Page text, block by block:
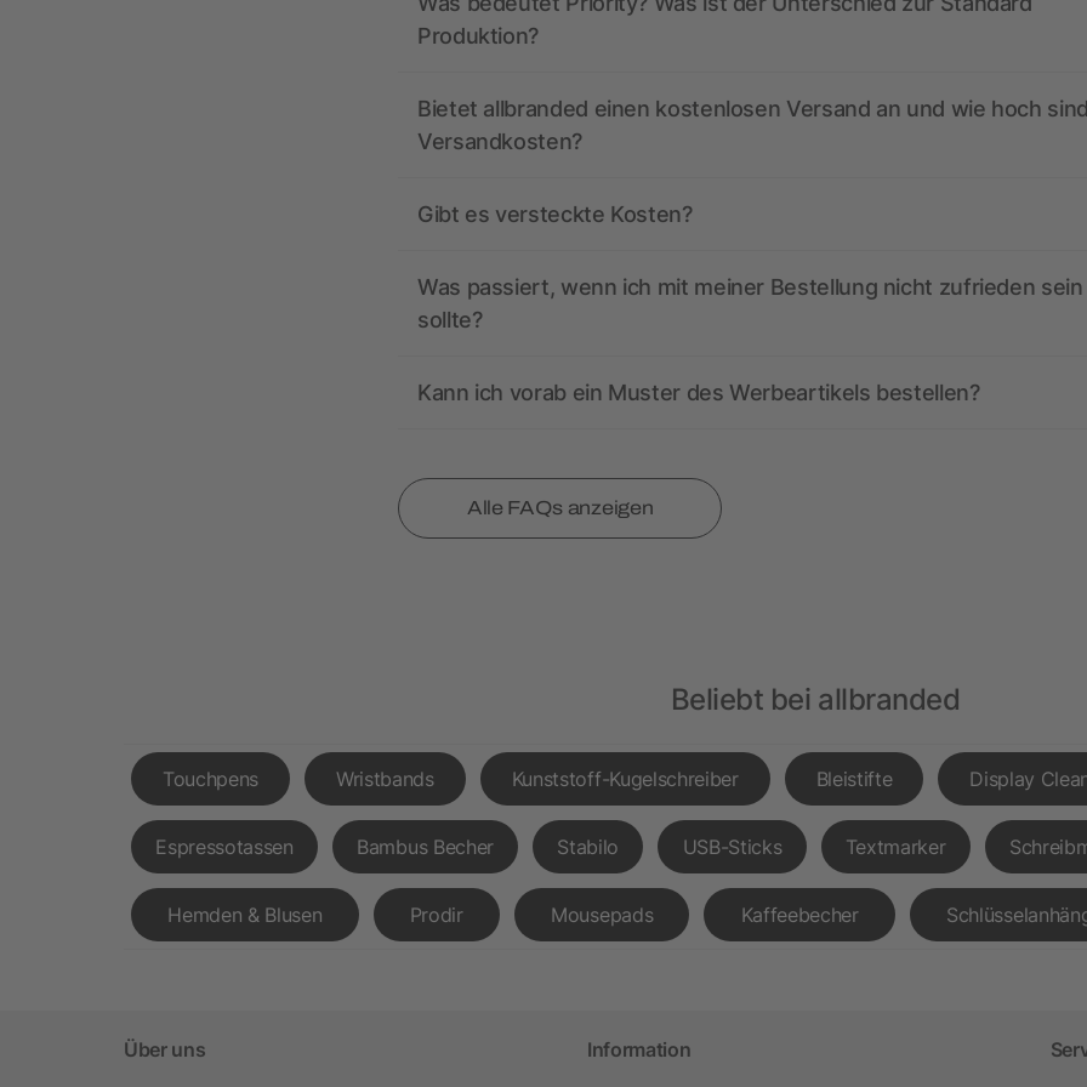
Produktion?
Bietet allbranded einen kostenlosen Versand an und wie hoch
Versandkosten?
Gibt es versteckte Kosten?
Was passiert, wenn ich mit meiner Bestellung nicht zufrieden sein
sollte?
Kann ich vorab ein Muster des Werbeartikels bestellen?
Alle FAQs anzeigen
Beliebt bei allbranded
Touchpens Wristbands Kunststoff-Kugelschreiber Bleistifte Display
Espressotassen Bambus Becher Stabilo USB-Sticks Textmarker
Hemden & Blusen Prodir Mousepads Kaffeebecher
Über uns Information